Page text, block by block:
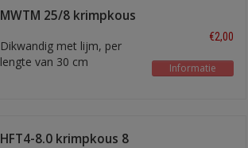
MWTM 25/8 krimpkous
Dikwandig met lijm, per
lengte van 30 cm
€2,00
Informatie
HFT4-8.0 krimpkous 8